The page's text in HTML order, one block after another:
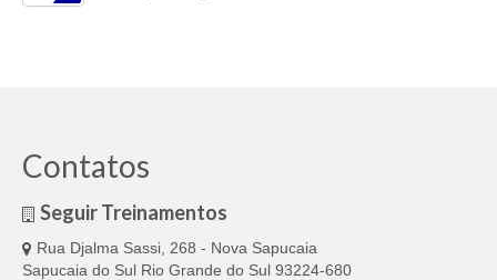
Contatos
Seguir Treinamentos
Rua Djalma Sassi, 268 - Nova Sapucaia
Sapucaia do Sul Rio Grande do Sul 93224-680